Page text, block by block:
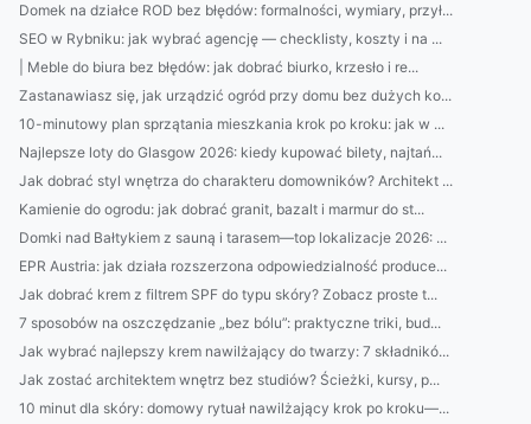
Domek na działce ROD bez błędów: formalności, wymiary, przył...
SEO w Rybniku: jak wybrać agencję — checklisty, koszty i na ...
| Meble do biura bez błędów: jak dobrać biurko, krzesło i re...
Zastanawiasz się, jak urządzić ogród przy domu bez dużych ko...
10-minutowy plan sprzątania mieszkania krok po kroku: jak w ...
Najlepsze loty do Glasgow 2026: kiedy kupować bilety, najtań...
Jak dobrać styl wnętrza do charakteru domowników? Architekt ...
Kamienie do ogrodu: jak dobrać granit, bazalt i marmur do st...
Domki nad Bałtykiem z sauną i tarasem—top lokalizacje 2026: ...
EPR Austria: jak działa rozszerzona odpowiedzialność produce...
Jak dobrać krem z filtrem SPF do typu skóry? Zobacz proste t...
7 sposobów na oszczędzanie „bez bólu”: praktyczne triki, bud...
Jak wybrać najlepszy krem nawilżający do twarzy: 7 składnikó...
Jak zostać architektem wnętrz bez studiów? Ścieżki, kursy, p...
10 minut dla skóry: domowy rytuał nawilżający krok po kroku—...